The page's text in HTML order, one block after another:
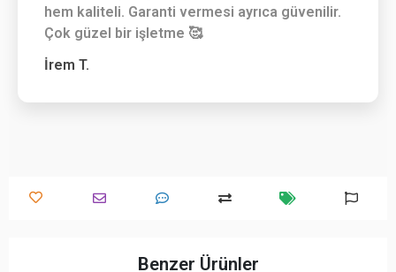
hem kaliteli. Garanti vermesi ayrıca güvenilir.
Çok güzel bir işletme 🥰
İrem T.
Benzer Ürünler